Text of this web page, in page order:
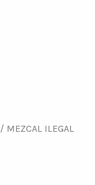
/ MEZCAL ILEGAL